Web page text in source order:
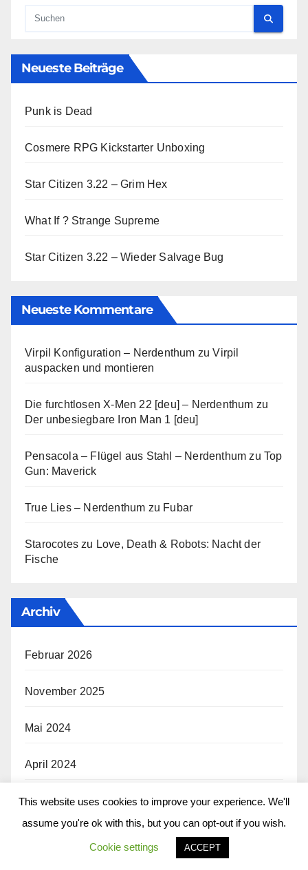
Neueste Beiträge
Punk is Dead
Cosmere RPG Kickstarter Unboxing
Star Citizen 3.22 – Grim Hex
What If ? Strange Supreme
Star Citizen 3.22 – Wieder Salvage Bug
Neueste Kommentare
Virpil Konfiguration – Nerdenthum zuVirpil
auspacken und montieren
Die furchtlosen X-Men 22 [deu] – Nerdenthum zu
Der unbesiegbare Iron Man 1 [deu]
Pensacola – Flügel aus Stahl – Nerdenthum zuTop
Gun: Maverick
True Lies – Nerdenthum zu Fubar
Starocotes zu Love, Death & Robots: Nacht der
Fische
Archiv
Februar 2026
November 2025
Mai 2024
April 2024
März 2024
This website uses cookies to improve your experience. We'll
assume you're ok with this, but you can opt-out if you wish.
Cookie settings ACCEPT